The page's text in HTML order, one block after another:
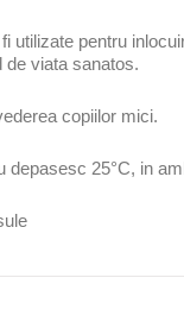
utilizate pentru
de viata sanatos.
copiilor mici.
25°C, in